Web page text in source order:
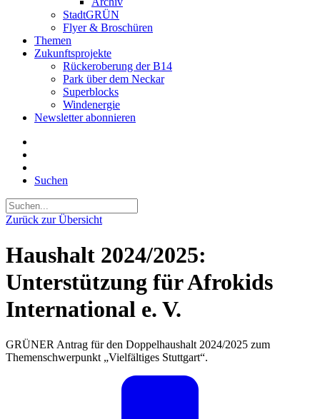
StadtGRÜN
Flyer & Broschüren
Themen
Zukunftsprojekte
Rückeroberung der B14
Park über dem Neckar
Superblocks
Windenergie
Newsletter abonnieren
Suchen
Zurück zur Übersicht
Haushalt 2024/2025:
Unterstützung für Afrokids
International e. V.
GRÜNER Antrag für den Doppelhaushalt 2024/2025 zum
Themenschwerpunkt „Vielfältiges Stuttgart“.